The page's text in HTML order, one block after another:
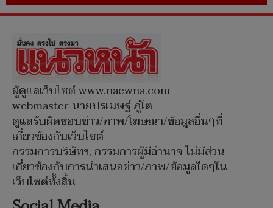
ผู้ดูแลเว็บไซต์ www.naewna.com
webmaster นายปรเมษฐ์ ภู่โต
ดูแลรับผิดชอบข่าว/ภาพ/โฆษณา/ข้อมูลอื่นๆที่
เกี่ยวข้องกับเว็บไซต์
กรรมการบริษัทฯ, กรรมการผู้มีอำนาจ ไม่มีส่วน
เกี่ยวข้องกับการนำเสนอข่าว/ภาพ/ข้อมูลใดๆใน
เว็บไซต์ทั้งสิ้น